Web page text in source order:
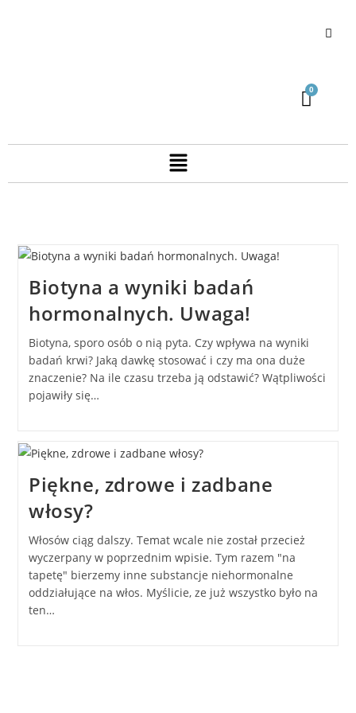
Biotyna a wyniki badań
hormonalnych. Uwaga!
Biotyna, sporo osób o nią pyta. Czy wpływa na wyniki
badań krwi? Jaką dawkę stosować i czy ma ona duże
znaczenie? Na ile czasu trzeba ją odstawić? Wątpliwości
pojawiły się…
Piękne, zdrowe i zadbane
włosy?
Włosów ciąg dalszy. Temat wcale nie został przecież
wyczerpany w poprzednim wpisie. Tym razem "na
tapetę" bierzemy inne substancje niehormonalne
oddziałujące na włos. Myślicie, ze już wszystko było na
ten…